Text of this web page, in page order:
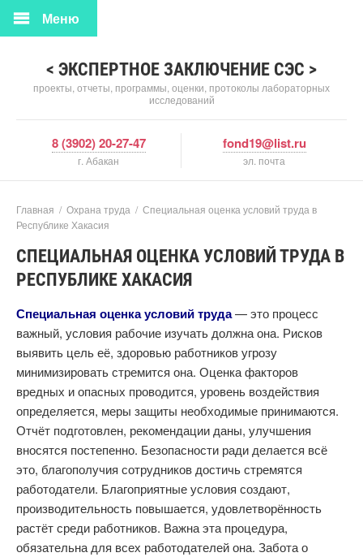
< ЭКСПЕРТНОЕ ЗАКЛЮЧЕНИЕ СЭС >
проекты, отчеты, программы, оценки, протоколы лабораторных
исследований
Меню
8 (3902) 20-27-47
г. Абакан
fond19@list.ru
эл. почта
Главная / Охрана труда / Специальная оценка условий труда в
Республике Хакасия
СПЕЦИАЛЬНАЯ ОЦЕНКА УСЛОВИЙ ТРУДА В
РЕСПУБЛИКЕ ХАКАСИЯ
Специальная оценка условий труда— это процесс
важный, условия рабочие изучать должна она. Рисков
выявить цель её, здоровью работников угрозу
минимизировать стремится она. Оценка факторов
вредных и опасных проводится, уровень воздействия
определяется, меры защиты необходимые принимаются.
Отчёт подготовлен, рекомендации даны, улучшения
вносятся постепенно. Безопасности ради делается всё
это, благополучия сотрудников достичь стремятся
работодатели. Благоприятные условия создают,
производительность повышается, удовлетворённость
растёт среди работников. Важна эта процедура,
обязательна для всех работодателей она. Забота о